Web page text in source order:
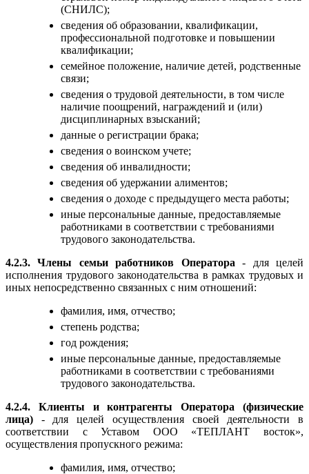
(СНИЛС);
сведения об образовании, квалификации,
профессиональной подготовке и повышении
квалификации;
семейное положение, наличие детей, родственные
связи;
сведения о трудовой деятельности, в том числе
наличие поощрений, награждений и (или)
дисциплинарных взысканий;
данные о регистрации брака;
сведения о воинском учете;
сведения об инвалидности;
сведения об удержании алиментов;
сведения о доходе с предыдущего места работы;
иные персональные данные, предоставляемые
работниками в соответствии с требованиями
трудового законодательства.
4.2.3. Члены семьи работников Оператора - для целей
исполнения трудового законодательства в рамках трудовых и
иных непосредственно связанных с ним отношений:
фамилия, имя, отчество;
степень родства;
год рождения;
иные персональные данные, предоставляемые
работниками в соответствии с требованиями
трудового законодательства.
4.2.4. Клиенты и контрагенты Оператора (физические
лица) - для целей осуществления своей деятельности в
соответствии с Уставом ООО «ТЕПЛАНТ восток»,
осуществления пропускного режима:
фамилия, имя, отчество;